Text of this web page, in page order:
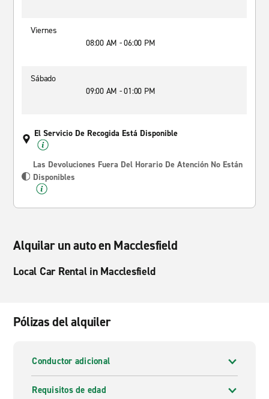
Viernes
08:00 AM - 06:00 PM
Sábado
09:00 AM - 01:00 PM
El Servicio De Recogida Está Disponible
Las Devoluciones Fuera Del Horario De Atención No Están
Disponibles
Alquilar un auto en Macclesfield
Local Car Rental in Macclesfield
Pólizas del alquiler
Conductor adicional
Requisitos de edad